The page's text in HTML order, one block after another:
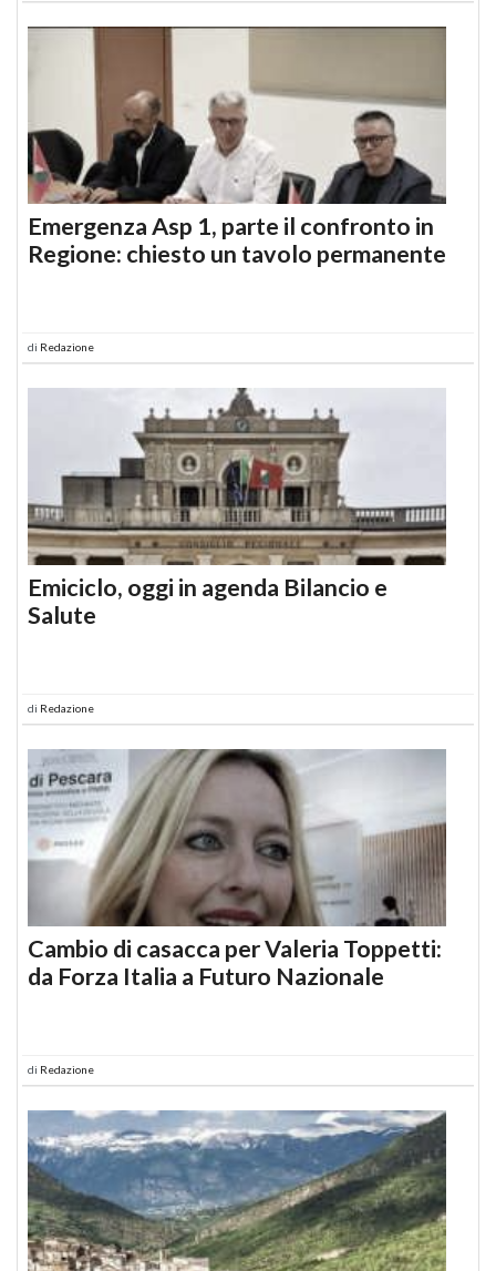
Emergenza Asp 1, parte il confronto in
Regione: chiesto un tavolo permanente
di Redazione
Emiciclo, oggi in agenda Bilancio e
Salute
di Redazione
Cambio di casacca per Valeria Toppetti:
da Forza Italia a Futuro Nazionale
di Redazione